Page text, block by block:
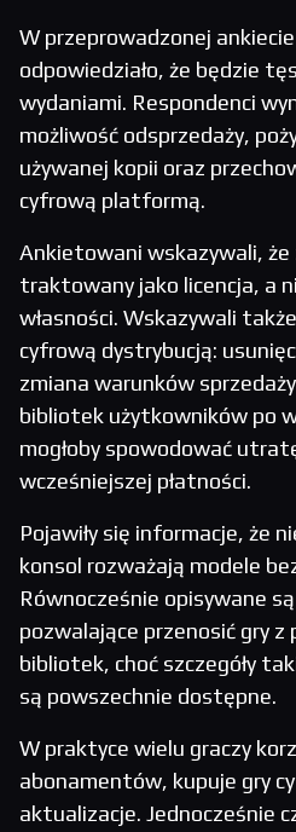
W przeprowadzonej
odpowiedziało, że będzie
wydaniami. Respondenci
możliwość odsprzedaży,
używanej kopii oraz
cyfrową platformą.
Ankietowani wskazywali, że
traktowany jako licencja, a
własności. Wskazywali
cyfrową dystrybucją:
zmiana warunków
bibliotek użytkowników po
mogłoby spowodować
wcześniejszej płatności.
Pojawiły się informacje, że
konsol rozważają modele
Równocześnie opisywane
pozwalające przenosić gry z
bibliotek, choć szczegóły
są powszechnie dostępne.
W praktyce wielu graczy
abonamentów, kupuje gry
aktualizacje. Jednocześnie